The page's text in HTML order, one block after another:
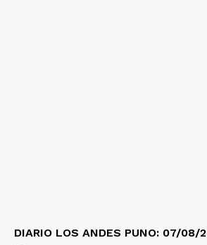
DIARIO LOS ANDES PUNO: 07/08/